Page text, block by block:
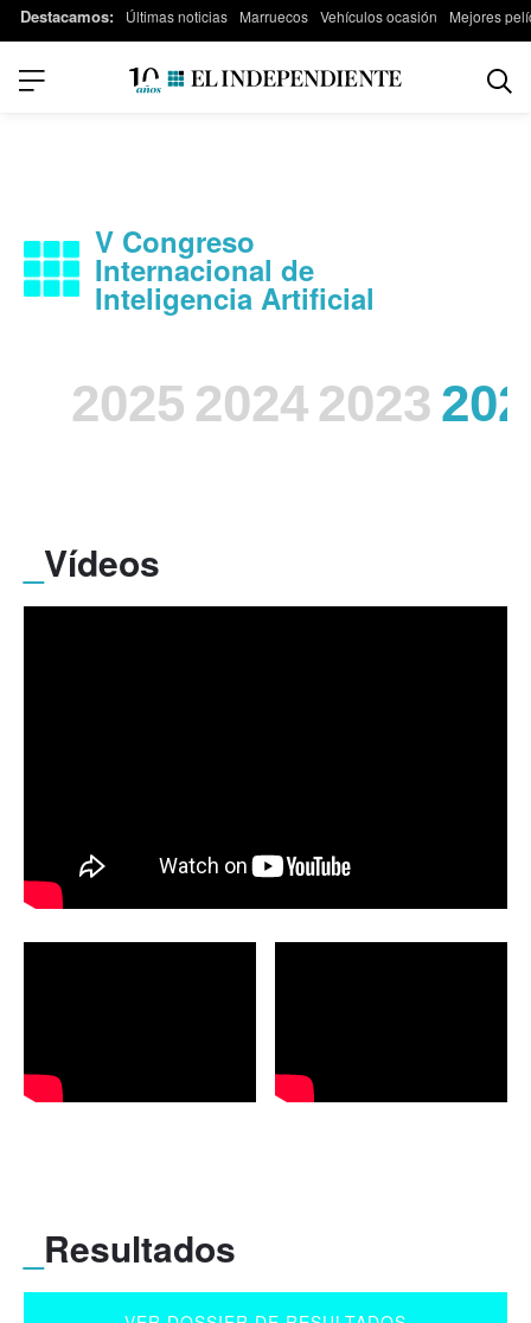
Destacamos: Últimas noticias Marruecos Vehículos ocasión Mejores
V Congreso
Internacional de
Inteligencia Artificial
2025 2024 2023
Vídeos
Resultados